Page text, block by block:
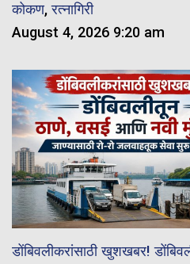
कोकण,रत्नागिरी
August 4, 2026 9:20 am
डोंबिवलीकरांसाठी खुशखबर!